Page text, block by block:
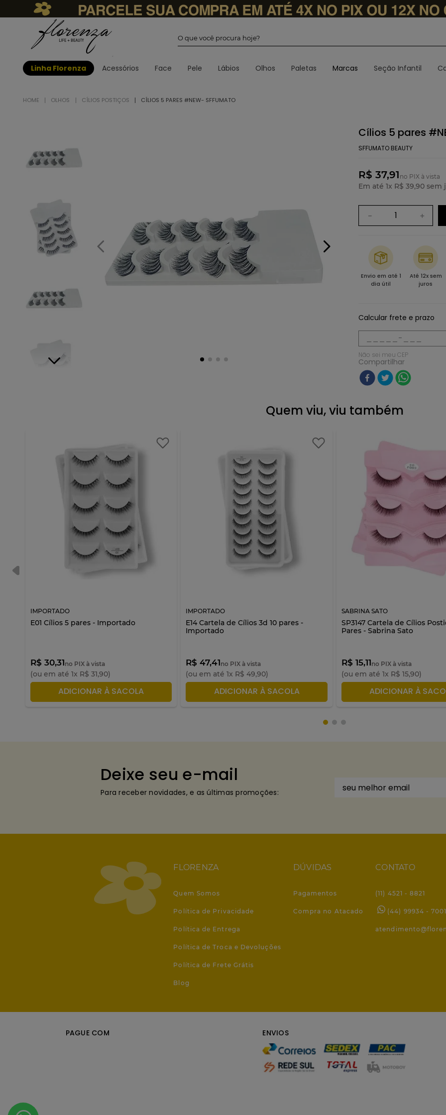
Linha Florenza Acessórios Face Pele Lábios Olhos Paletas Marcas Seção Infantil
OLHOS CÍLIOS POSTIÇOS CÍLIOS 5 PARES #NEW- SFFUMATO
Cílios 5 pares
SFFUMATO BEAUTY
R$ 37,91 no PIX à vista
Em até 1x R$ 39,90 sem
＋
－
Envio em até 1
dia útil
Até 12x sem
juros
Calcular frete e prazo
Não sei meu CEP
Compartilhar
Quem viu, viu também
IMPORTADO
E01 Cílios 5 pares - Importado
R$ 30,31no PIX à vista
(ou em até 1x R$ 31,90)
ADICIONAR À SACOLA
IMPORTADO
E14 Cartela de Cílios 3d 10 pares -
Importado
R$ 47,41no PIX à vista
(ou em até1x R$ 49,90)
ADICIONAR À SACOLA
SABRINA SATO
SP3147 Cartela de Cílios
Pares - Sabrina Sato
R$ 15,11no PIX à vista
(ou em até 1x R$ 15,90)
ADICIONAR À
Deixe seu e-mail
Para receber novidades, e as últimas promoções:
FLORENZA
Quem Somos
Política de Privacidade
Política de Entrega
Política de Troca e Devoluções
Política de Frete Grátis
Blog
DÚVIDAS
Pagamentos
Compra no Atacado
CONTATO
(11) 4521 - 8821
(44) 99934 - 7001
PAGUE COM ENVIOS